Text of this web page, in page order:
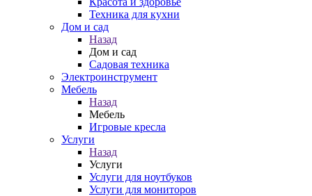
Техника для кухни
Дом и сад
Назад
Дом и сад
Садовая техника
Электроинструмент
Мебель
Назад
Мебель
Игровые кресла
Услуги
Назад
Услуги
Услуги для ноутбуков
Услуги для мониторов